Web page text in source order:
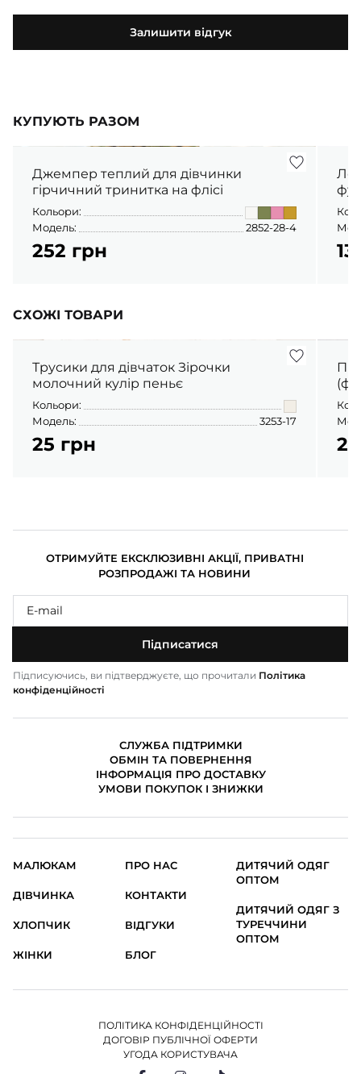
Залишити відгук
КУПУЮТЬ РАЗОМ
Джемпер теплий для дівчинки
гірчичний тринитка на флісі
Кольори:
Модель:
2852-28-4
252 грн
Лонгслів
СХОЖІ ТОВАРИ
Трусики для дівчаток Зірочки
молочний кулір пеньє
Кольори:
Модель:
3253-17
25 грн
ОТРИМУЙТЕ ЕКСКЛЮЗИВНІ АКЦІЇ, ПРИВАТНІ
РОЗПРОДАЖІ ТА НОВИНИ
Підписатися
Підписуючись, ви підтверджуєте, що прочитали Політика
конфіденційності
СЛУЖБА ПІДТРИМКИ
ОБМІН ТА ПОВЕРНЕННЯ
ІНФОРМАЦІЯ ПРО ДОСТАВКУ
УМОВИ ПОКУПОК І ЗНИЖКИ
МАЛЮКАМ
ДІВЧИНКА
ХЛОПЧИК
ЖІНКИ
ПРО НАС
КОНТАКТИ
ВІДГУКИ
БЛОГ
ДИТЯЧИЙ ОДЯГ
ОПТОМ
ДИТЯЧИЙ ОДЯГ З
ТУРЕЧЧИНИ
ОПТОМ
ПОЛІТИКА КОНФІДЕНЦІЙНОСТІ
ДОГОВІР ПУБЛІЧНОЇ ОФЕРТИ
УГОДА КОРИСТУВАЧА